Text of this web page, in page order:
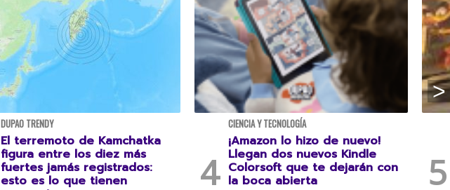
DUPAO TRENDY
El terremoto de Kamchatka
figura entre los diez más
fuertes jamás registrados:
esto es lo que tienen
CIENCIA Y TECNOLOGÍA
¡Amazon lo hizo de nuevo!
Llegan dos nuevos Kindle
Colorsoft que te dejarán con
la boca abierta